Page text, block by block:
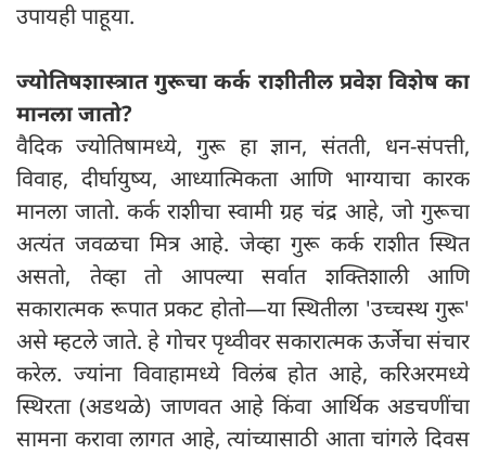
उपायही पाहूया.
ज्योतिषशास्त्रात गुरूचा कर्क राशीतील प्रवेश विशेष का
मानला जातो?
वैदिक ज्योतिषामध्ये, गुरू हा ज्ञान, संतती, धन-संपत्ती,
विवाह, दीर्घायुष्य, आध्यात्मिकता आणि भाग्याचा कारक
मानला जातो. कर्क राशीचा स्वामी ग्रह चंद्र आहे, जो गुरूचा
अत्यंत जवळचा मित्र आहे. जेव्हा गुरू कर्क राशीत स्थित
असतो, तेव्हा तो आपल्या सर्वात शक्तिशाली आणि
सकारात्मक रूपात प्रकट होतो—या स्थितीला 'उच्चस्थ गुरू'
असे म्हटले जाते. हे गोचर पृथ्वीवर सकारात्मक ऊर्जेचा संचार
करेल. ज्यांना विवाहामध्ये विलंब होत आहे, करिअरमध्ये
स्थिरता (अडथळे) जाणवत आहे किंवा आर्थिक अडचणींचा
सामना करावा लागत आहे, त्यांच्यासाठी आता चांगले दिवस